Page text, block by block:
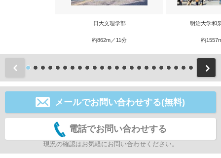
日大文理学部
約862m／11分
明治大学和
約
前
メールでお問い合わせする(無料)
電話でお問い合わせする
現況の確認はお気軽にお問い合わせください。